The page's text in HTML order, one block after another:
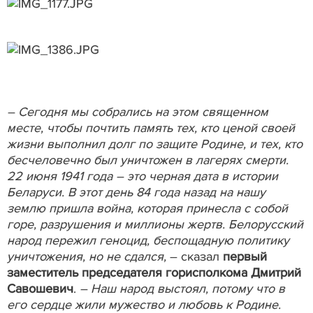
– Сегодня мы собрались на этом священном
месте, чтобы почтить память тех, кто ценой своей
жизни выполнил долг по защите Родине, и тех, кто
бесчеловечно был уничтожен в лагерях смерти.
22 июня 1941 года – это черная дата в истории
Беларуси. В этот день 84 года назад на нашу
землю пришла война, которая принесла с собой
горе, разрушения и миллионы жертв. Белорусский
народ пережил геноцид, беспощадную политику
уничтожения, но не сдался, – сказал первый
заместитель председателя горисполкома Дмитрий
Савошевич. – Наш народ выстоял, потому что в
его сердце жили мужество и любовь к Родине.